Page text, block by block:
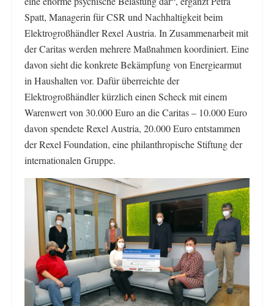
Spatt, Managerin für CSR und Nachhaltigkeit beim
Elektrogroßhändler Rexel Austria. In Zusammenarbeit mit
der Caritas werden mehrere Maßnahmen koordiniert. Eine
davon sieht die konkrete Bekämpfung von Energiearmut
in Haushalten vor. Dafür überreichte der
Elektrogroßhändler kürzlich einen Scheck mit einem
Warenwert von 30.000 Euro an die Caritas – 10.000 Euro
davon spendete Rexel Austria, 20.000 Euro entstammen
der Rexel Foundation, eine philanthropische Stiftung der
internationalen Gruppe.